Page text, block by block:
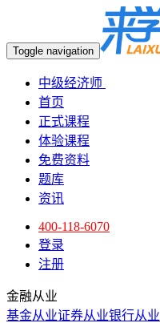
Toggle navigation
中级经济师
首页
正式课程
体验课程
免费资料
题库
资讯
400-118-6070
登录
注册
金融从业
基金从业证券从业银行从业